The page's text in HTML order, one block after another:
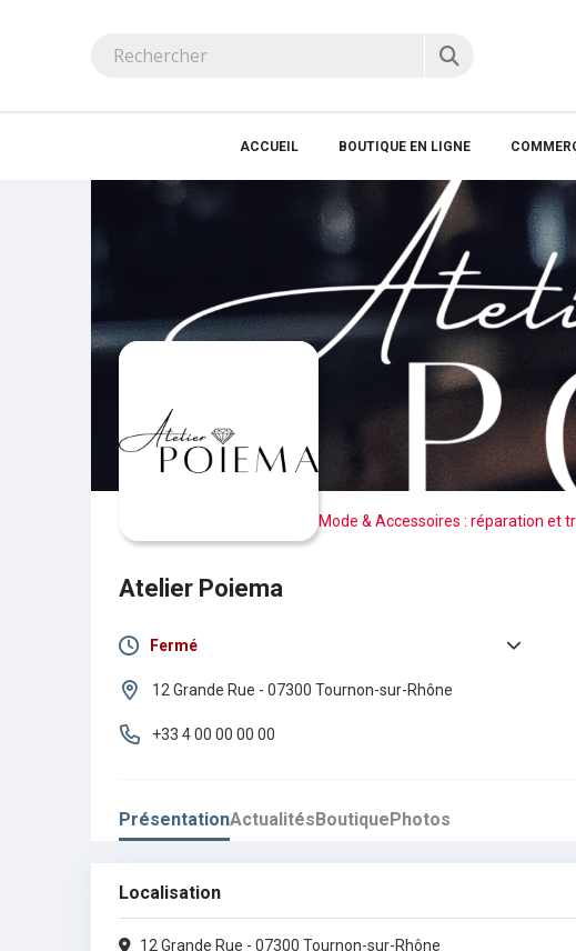
ACCUEIL BOUTIQUE EN LIGNE
Mode & Accessoires : réparation et
Atelier Poiema
Fermé
Lundi : Fermé
Mardi : 09h00 - 12h30
Jeudi : 09h00 - 12h30 • 14h00 - 18h30
12 Grande Rue - 07300 Tournon-sur-Rhône
+33 4 00 00 00 00
PrésentationActualitésBoutiquePhotos
Localisation
12 Grande Rue - 07300 Tournon-sur-Rhône